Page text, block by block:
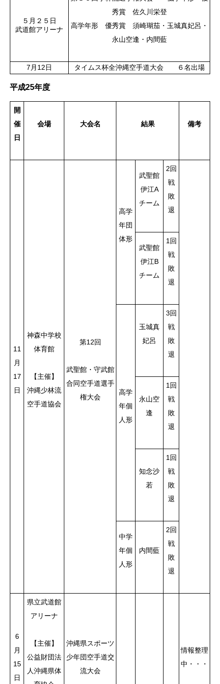
５月２５日
武道館アリーナ
秀賞 佐久川栄登
高学年形 優秀賞 須崎瑚茄・玉城真妃呂・
永山空逢・内間藍
7月12日 タイムス杯全沖縄空手道大会 ６名出場
平成25年度
開
催
日
会場 大会名 結果 備考
11
月
17
日
神森中学校
体育館
【主催】
沖縄少林流
空手道協会
第12回
武聖館・守武館
合同空手道選手
権大会
高学
年団
体形
武聖館
伊江A
チーム
2回
戦
敗
退
武聖館
伊江B
チーム
1回
戦
敗
退
高学
年個
人形
玉城真
妃呂
3回
戦
敗
退
永山空
逢
1回
戦
敗
退
知念沙
若
1回
戦
敗
退
中学
年個
人形
内間藍
2回
戦
敗
退
6
月
15
日
県立武道館
アリーナ
【主催】
公益財団法
人沖縄県体
沖縄県スポーツ
少年団空手道交
流大会
情報整理
中・・・